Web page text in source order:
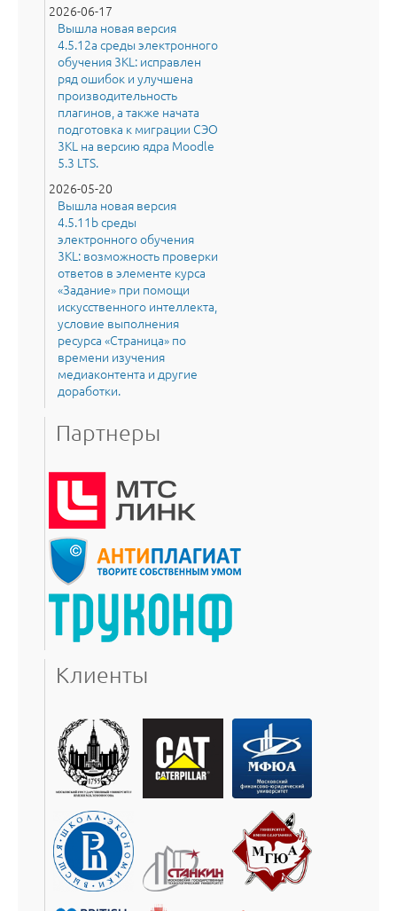
2026-06-17
Вышла новая версия
4.5.12a среды электронного
обучения 3KL: исправлен
ряд ошибок и улучшена
производительность
плагинов, а также начата
подготовка к миграции СЭО
3KL на версию ядра Moodle
5.3 LTS.
2026-05-20
Вышла новая версия
4.5.11b среды
электронного обучения
3KL: возможность проверки
ответов в элементе курса
«Задание» при помощи
искусственного интеллекта,
условие выполнения
ресурса «Страница» по
времени изучения
медиаконтента и другие
доработки.
Партнеры
Клиенты